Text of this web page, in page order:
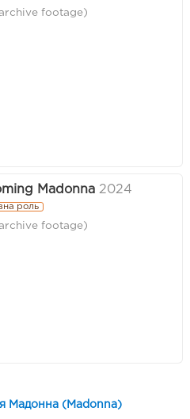
footage)
Madonna 2024
роль
footage)
Мадонна (Madonna)